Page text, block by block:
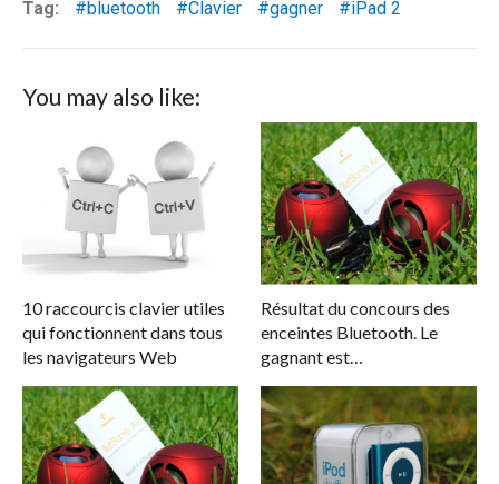
Tag: bluetooth Clavier gagner iPad 2
You may also like:
10 raccourcis clavier utiles
qui fonctionnent dans tous
les navigateurs Web
Résultat du concours des
enceintes Bluetooth. Le
gagnant est…